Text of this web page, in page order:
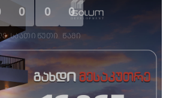
0
ᲡᲐᲐᲗᲘ
0
ᲬᲣᲗᲘ
0
ᲬᲐᲛᲘ